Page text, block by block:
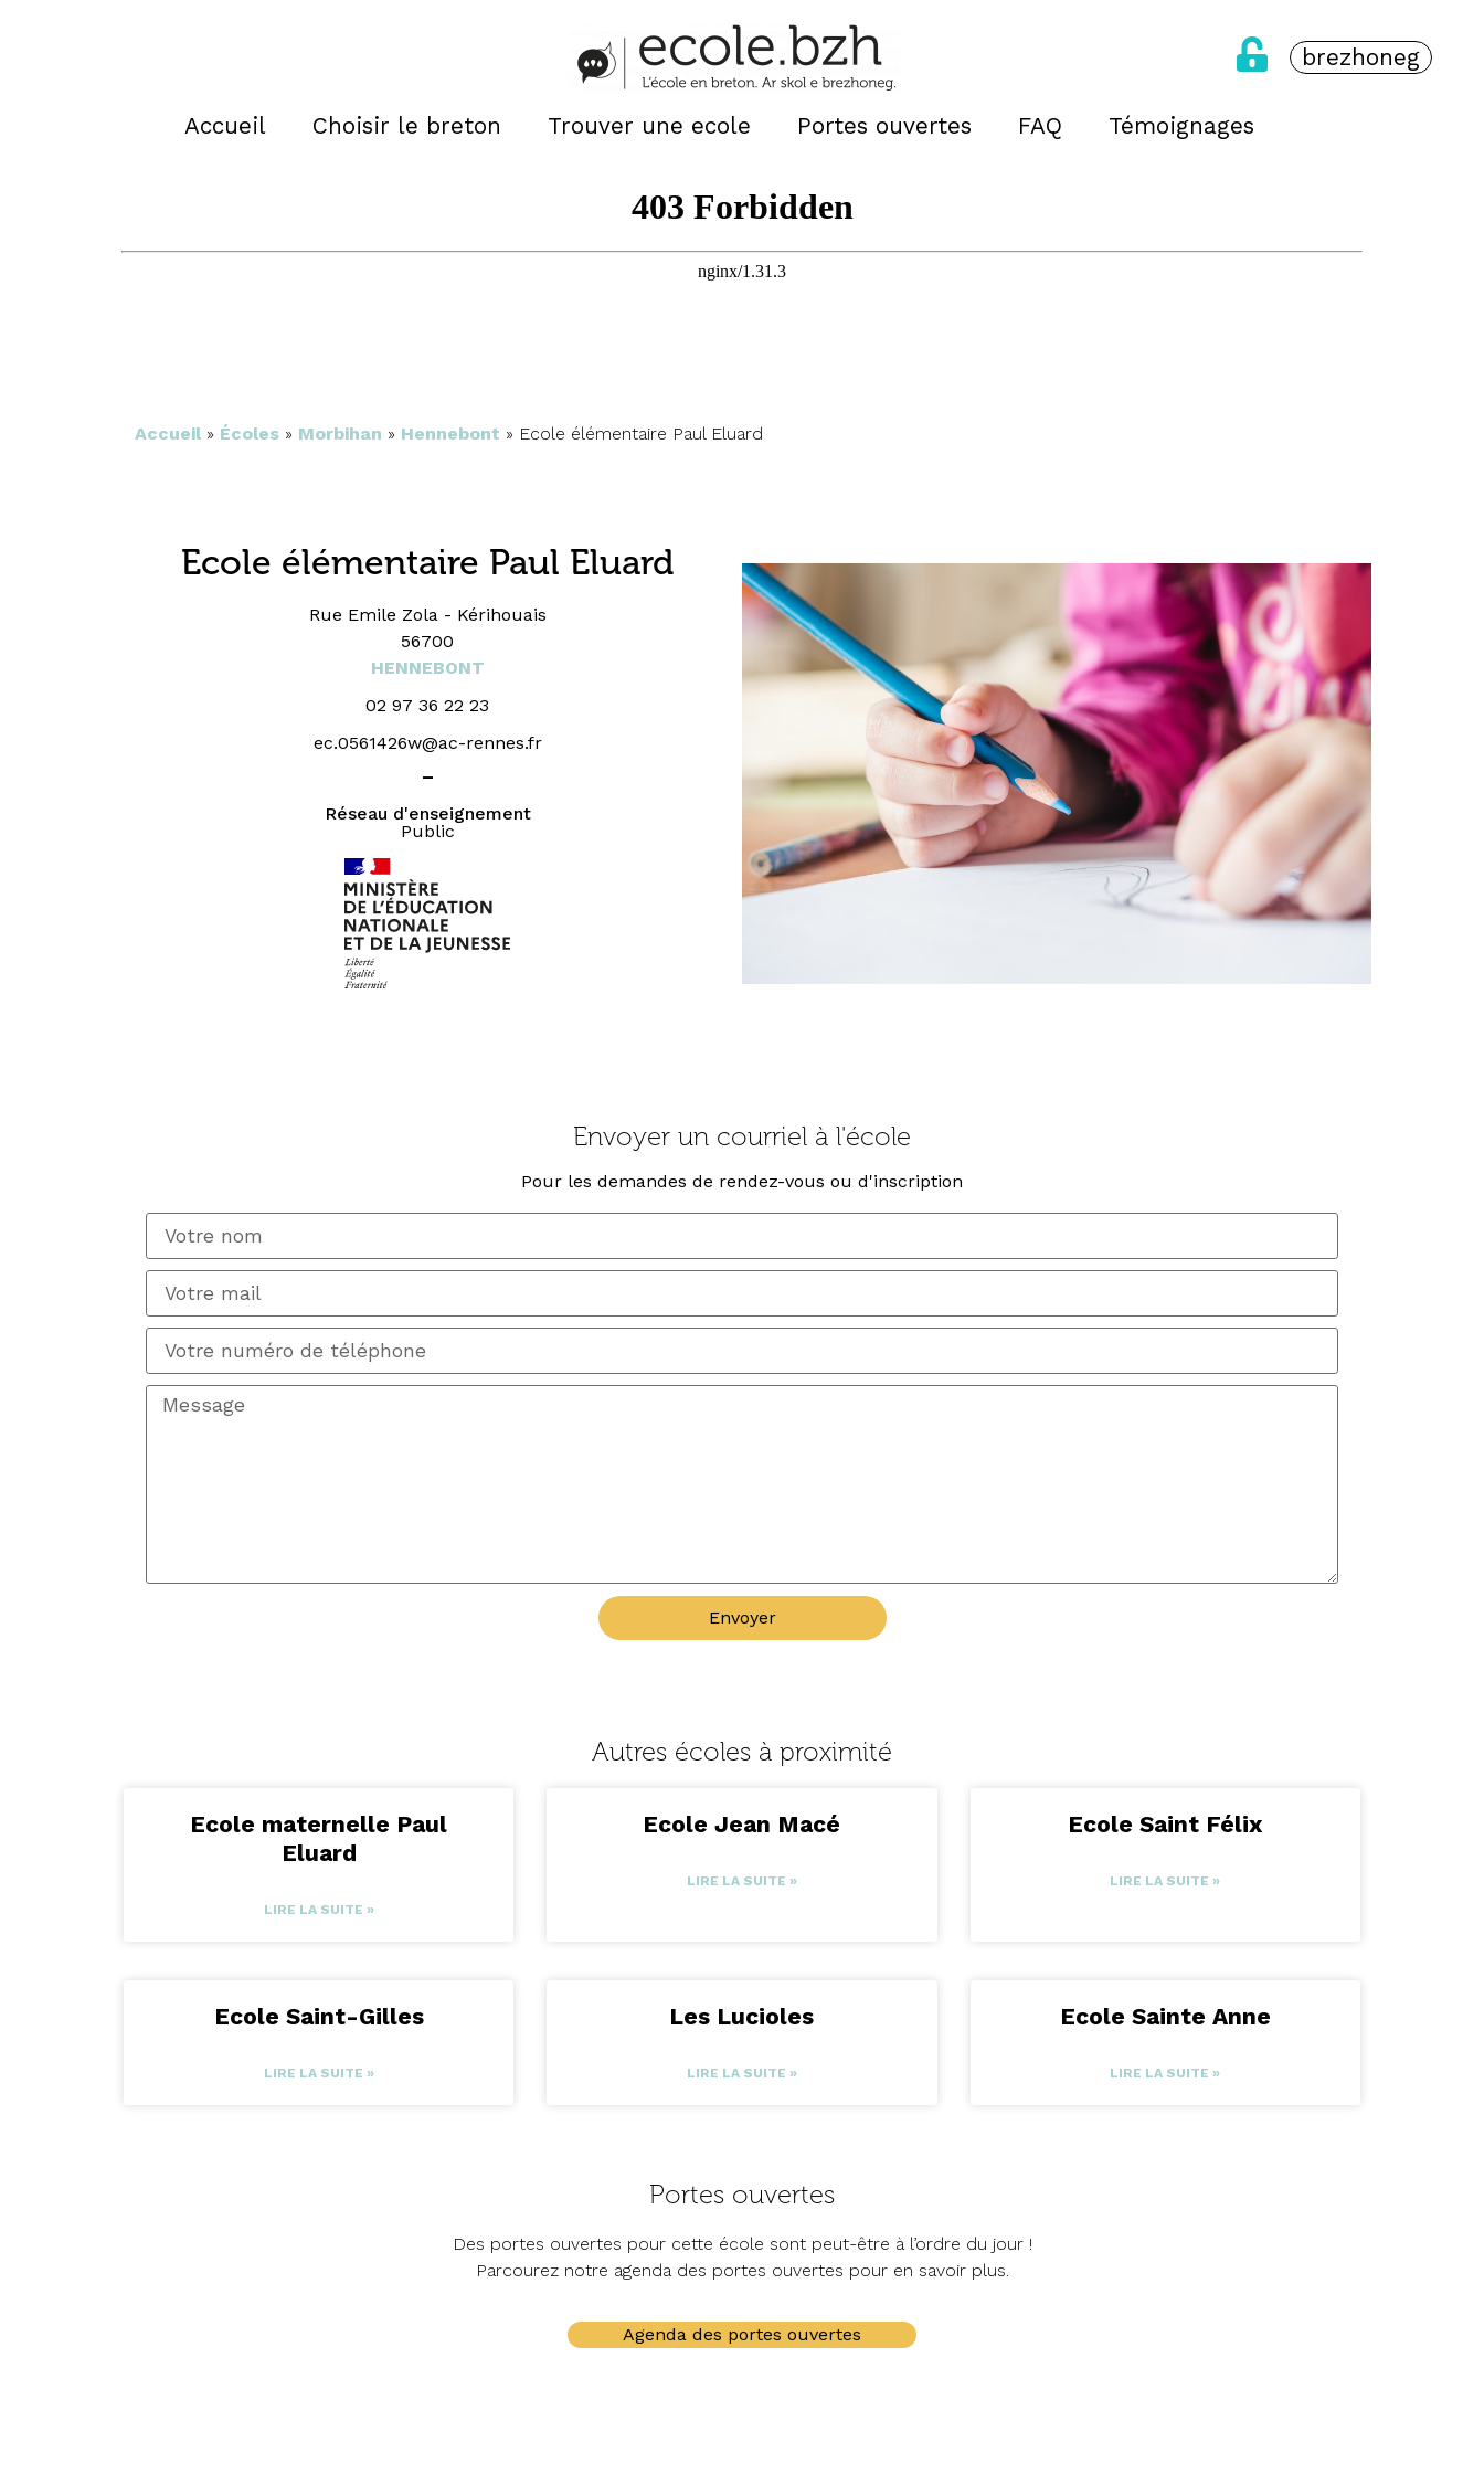
brezhoneg
Accueil Choisir le breton Trouver une ecole Portes ouvertes FAQ Témoignages
Accueil » Écoles » Morbihan » Hennebont » Ecole élémentaire Paul Eluard
Ecole élémentaire Paul Eluard
Rue Emile Zola - Kérihouais
56700
HENNEBONT
02 97 36 22 23
ec.0561426w@ac-rennes.fr
Réseau d'enseignement
Public
Envoyer un courriel à l'école
Pour les demandes de rendez-vous ou d'inscription
Envoyer
Autres écoles à proximité
Ecole maternelle Paul
Eluard
LIRE LA SUITE »
Ecole Jean Macé
LIRE LA SUITE »
Ecole Saint Félix
LIRE LA SUITE »
Ecole Saint-Gilles
LIRE LA SUITE »
Les Lucioles
LIRE LA SUITE »
Ecole Sainte Anne
LIRE LA SUITE »
Portes ouvertes
Des portes ouvertes pour cette école sont peut-être à l’ordre du jour !
Parcourez notre agenda des portes ouvertes pour en savoir plus.
Agenda des portes ouvertes